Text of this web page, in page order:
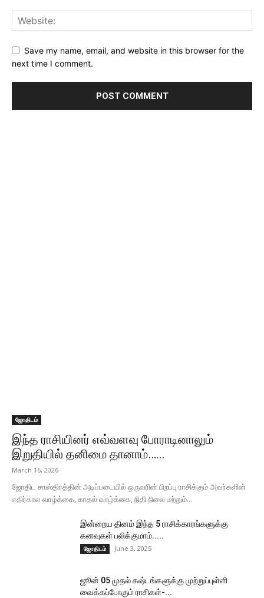
Save my name, email, and website in this browser for the
next time I comment.
ஜோதிடம்
இந்த ராசியினர் எவ்வளவு போராடினாலும்
இறுதியில் தனிமை தானாம்…...
March 16, 2026
ஜோதிட சாஸ்திரத்தின் அடிப்படையில் ஒருவரின் பிறப்பு ராசிக்கும் அவர்களின்
எதிர்கால வாழ்க்கை, காதல் வாழ்க்கை, நிதி நிலை மற்றும்...
இன்றைய தினம் இந்த 5 ராசிக்காரங்களுக்கு
கனவுகள் பலிக்குமாம்.....
ஜோதிடம் June 3, 2025
ஜூன் 05 முதல் கஷ்டங்களுக்கு முற்றுப்புள்ளி
வைக்கப்போகும் ராசிகள்-...